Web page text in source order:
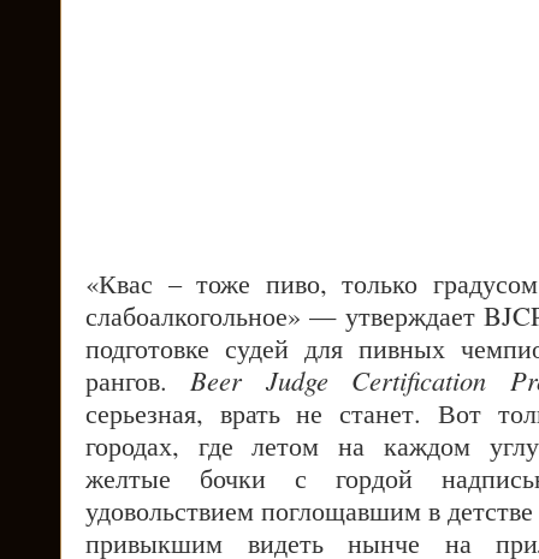
«Квас – тоже пиво, только
слабоалкогольное» — утверждает
подготовке судей для пивных
рангов.Beer Judge Certification
серьезная, врать не станет. Вот
городах, где летом на каждом
желтые бочки с гордой
удовольствием поглощавшим в
привыкшим видеть нынче на